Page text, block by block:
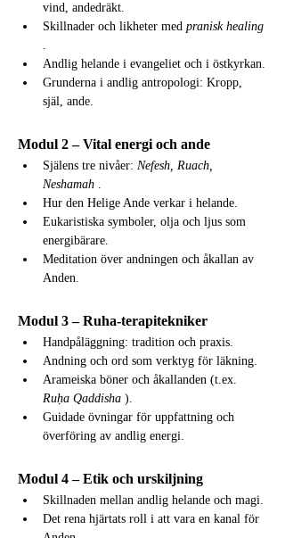
vind, andedräkt.
Skillnader och likheter med pranisk healing
.
Andlig helande i evangeliet och i östkyrkan.
Grunderna i andlig antropologi: Kropp,
själ, ande.
Modul 2 – Vital energi och ande
Själens tre nivåer: Nefesh, Ruach,
Neshamah .
Hur den Helige Ande verkar i helande.
Eukaristiska symboler, olja och ljus som
energibärare.
Meditation över andningen och åkallan av
Anden.
Modul 3 – Ruha-terapitekniker
Handpåläggning: tradition och praxis.
Andning och ord som verktyg för läkning.
Arameiska böner och åkallanden (t.ex.
Ruḥa Qaddisha ).
Guidade övningar för uppfattning och
överföring av andlig energi.
Modul 4 – Etik och urskiljning
Skillnaden mellan andlig helande och magi.
Det rena hjärtats roll i att vara en kanal för